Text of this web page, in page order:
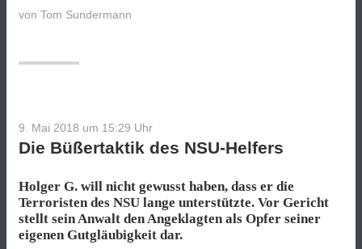
von Tom Sundermann
9. Mai 2018 um 15:29 Uhr
Die Büßertaktik des NSU-Helfers
Holger G. will nicht gewusst haben, dass er die
Terroristen des NSU lange unterstützte. Vor Gericht
stellt sein Anwalt den Angeklagten als Opfer seiner
eigenen Gutgläubigkeit dar.